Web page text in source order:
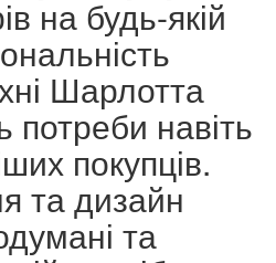
на будь-якій
Шарлотта
потреби навіть
покупців.
та дизайн
та